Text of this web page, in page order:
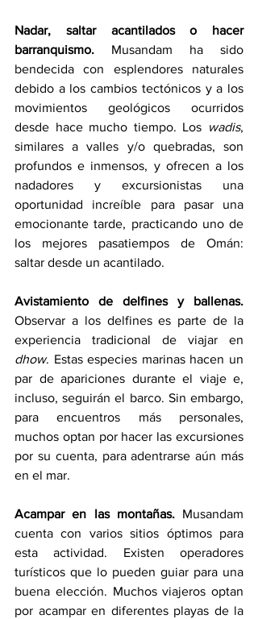
Nadar, saltar acantilados o hacer
barranquismo. Musandam ha sido
bendecida con esplendores naturales
debido a los cambios tectónicos y a los
movimientos geológicos ocurridos
desde hace mucho tiempo. Los wadis,
similares a valles y/o quebradas, son
profundos e inmensos, y ofrecen a los
nadadores y excursionistas una
oportunidad increíble para pasar una
emocionante tarde, practicando uno de
los mejores pasatiempos de Omán:
saltar desde un acantilado.
Avistamiento de delfines y ballenas.
Observar a los delfines es parte de la
dhow. Estas especies marinas hacen un
par de apariciones durante el viaje e,
incluso, seguirán el barco. Sin embargo,
para encuentros más personales,
muchos optan por hacer las excursiones
por su cuenta, para adentrarse aún más
en el mar.
Acampar en las montañas. Musandam
cuenta con varios sitios óptimos para
esta actividad. Existen operadores
turísticos que lo pueden guiar para una
buena elección. Muchos viajeros optan
por acampar en diferentes playas de la